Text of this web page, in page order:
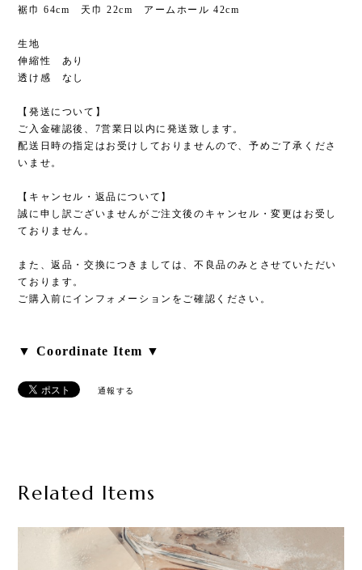
裾巾 64cm 天巾 22cm アームホール 42cm
生地
伸縮性 あり
透け感 なし
【発送について】
ご入金確認後、7営業日以内に発送致します。
配送日時の指定はお受けしておりませんので、予めご了承くださ
いませ。
【キャンセル・返品について】
誠に申し訳ございませんがご注文後のキャンセル・変更はお受し
ておりません。
また、返品・交換につきましては、不良品のみとさせていただい
ております。
ご購入前にインフォメーションをご確認ください。
▼ Coordinate Item ▼
通報する
Related Items